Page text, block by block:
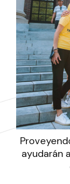
ayudarán